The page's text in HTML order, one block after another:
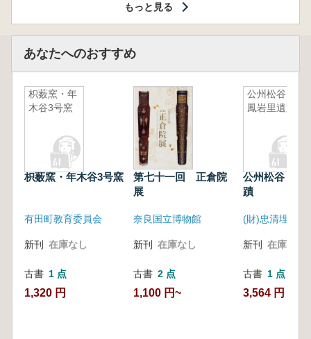
もっと見る
あなたへのおすすめ
枳薮窯・年
木谷3号窯
枳薮窯・年木谷3号窯
有田町教育委員会
新刊 在庫なし
古書 1 点
1,320 円
第七十一回 正倉院
展
奈良国立博物館
新刊 在庫なし
古書 2 点
1,100 円~
公州松谷・
鳳岩里遺蹟
公州松谷・鳳
蹟
新刊 在庫なし
古書 1 点
3,564 円